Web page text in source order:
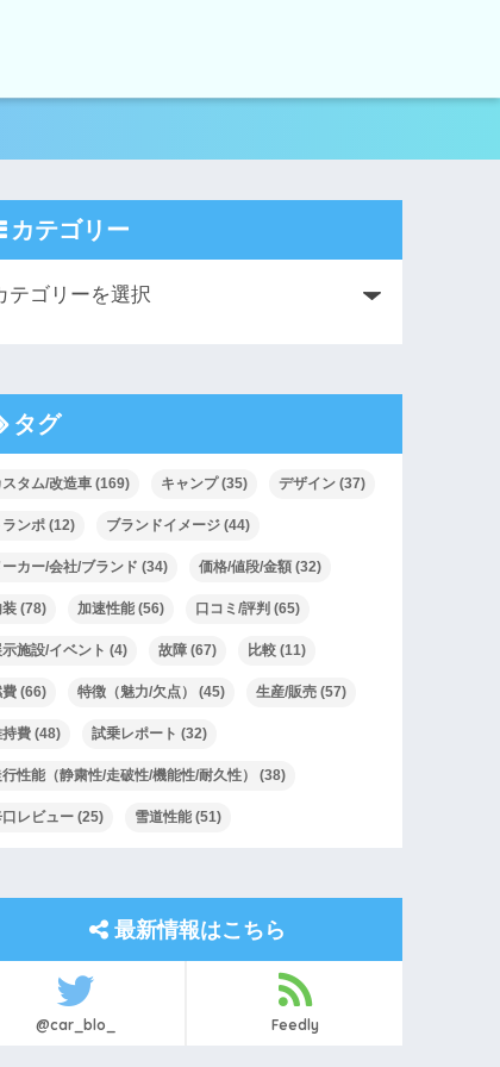
カテゴリー
タグ
スタム/改造車 (169) キャンプ(35) デザイン (37)
ランポ (12) ブランドイメージ (44)
ーカー/会社/ブランド (34) 価格/値段/金額 (32)
装 (78) 加速性能 (56) 口コミ/評判 (65)
示施設/イベント (4) 故障 (67) 比較 (11)
(66) 特徴（魅力/欠点） (45) 生産/販売 (57)
持費 (48) 試乗レポート (32)
行性能（静粛性/走破性/機能性/耐久性） (38)
口レビュー (25) 雪道性能 (51)
最新情報はこちら
@car_blo_ Feedly